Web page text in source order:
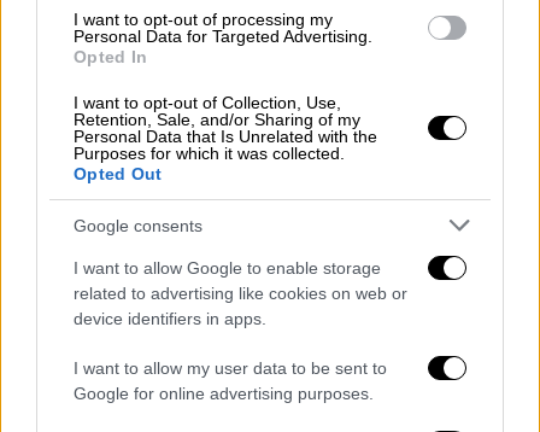
I want to opt-out of processing my
Personal Data for Targeted Advertising.
Opted In
I want to opt-out of Collection, Use,
Retention, Sale, and/or Sharing of my
Personal Data that Is Unrelated with the
Purposes for which it was collected.
Opted Out
Google consents
I want to allow Google to enable storage
related to advertising like cookies on web or
device identifiers in apps.
I want to allow my user data to be sent to
Google for online advertising purposes.
αιμοδότης ειδήσεις τώρα